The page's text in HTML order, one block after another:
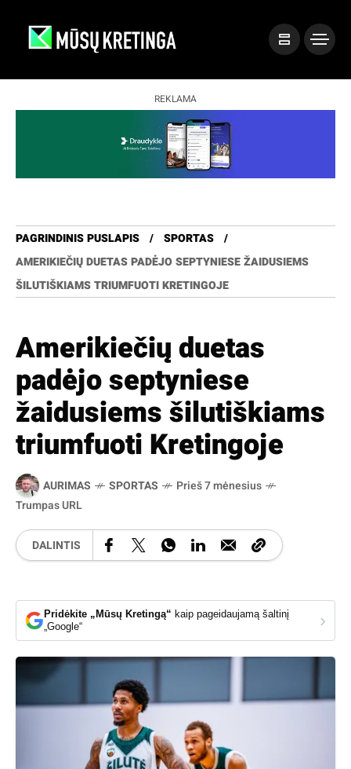
REKLAMA
PAGRINDINIS PUSLAPIS
SPORTAS
AMERIKIEČIŲ DUETAS PADĖJO SEPTYNIESE ŽAIDUSIEMS
ŠILUTIŠKIAMS TRIUMFUOTI KRETINGOJE
Amerikiečių duetas
padėjo septyniese
žaidusiems šilutiškiams
triumfuoti Kretingoje
AURIMAS SPORTAS
Prieš 7 mėnesius
Trumpas URL
DALINTIS
Pridėkite „Mūsų Kretingą“ kaip pageidaujamą šaltinį
„Google“
›